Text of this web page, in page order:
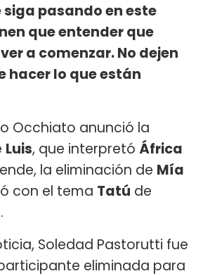
siga pasando en este
que entender que
a comenzar. No dejen
hacer lo que están
Occhiato anunció la
Luis, que interpretó África
la eliminación de Mía
con el tema Tatú de
.
Soledad Pastorutti fue
eliminada para